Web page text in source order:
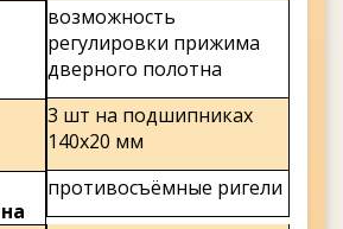
возможность
регулировки прижима
дверного полотна
3 шт на подшипниках
140х20 мм
противосъёмные ригели